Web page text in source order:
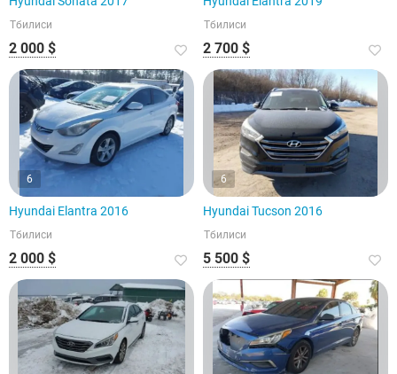
Тбилиси
2 000 $
Тбилиси
2 700 $
6
Hyundai Elantra 2016
Тбилиси
2 000 $
6
Hyundai Tucson 2016
Тбилиси
5 500 $